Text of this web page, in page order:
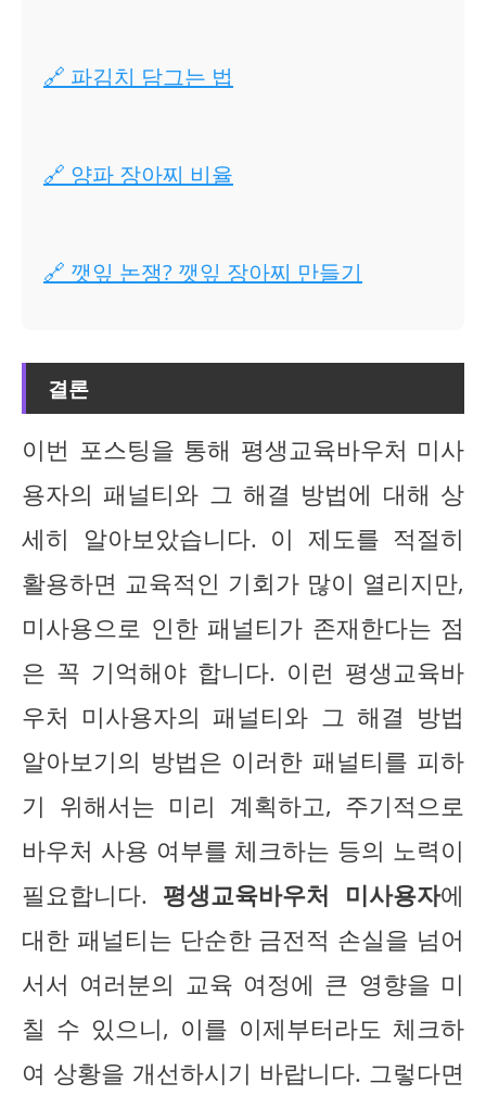
🔗 파김치 담그는 법
🔗 양파 장아찌 비율
🔗 깻잎 논쟁? 깻잎 장아찌 만들기
결론
이번 포스팅을 통해 평생교육바우처 미사
용자의 패널티와 그 해결 방법에 대해 상
세히 알아보았습니다. 이 제도를 적절히
활용하면 교육적인 기회가 많이 열리지만,
미사용으로 인한 패널티가 존재한다는 점
은 꼭 기억해야 합니다. 이런 평생교육바
우처 미사용자의 패널티와 그 해결 방법
알아보기의 방법은 이러한 패널티를 피하
기 위해서는 미리 계획하고, 주기적으로
바우처 사용 여부를 체크하는 등의 노력이
필요합니다. 평생교육바우처 미사용자에
대한 패널티는 단순한 금전적 손실을 넘어
서서 여러분의 교육 여정에 큰 영향을 미
칠 수 있으니, 이를 이제부터라도 체크하
여 상황을 개선하시기 바랍니다. 그렇다면